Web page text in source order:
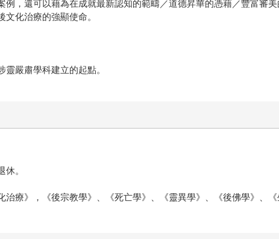
，還可以藉為在成就最新認知的範疇／道德昇華的憑藉／豐富審
化治療的強顯使命。
嚴肅學科建立的起點。
。
療》，《後宗教學》、《死亡學》、《靈異學》、《後佛學》、